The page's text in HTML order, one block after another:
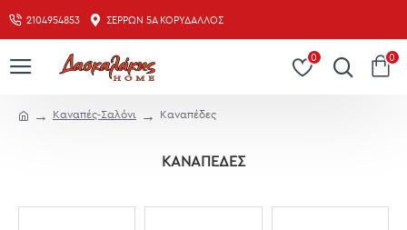
2104954853 ΣΕΡΡΏΝ 5Α ΚΟΡΥΔΑΛΛΌΣ
0 0
Καναπές-Σαλόνι Καναπέδες
ΚΑΝΑΠΈΔΕΣ